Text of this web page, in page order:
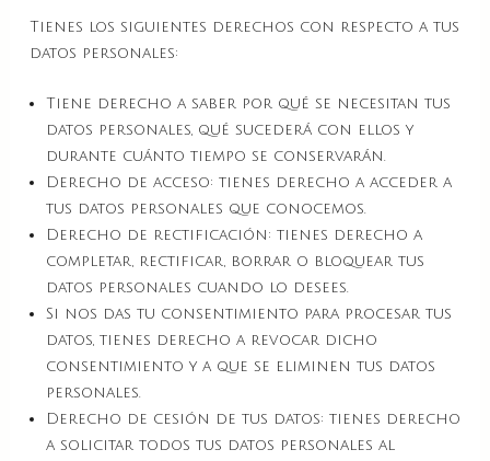
Tienes los siguientes derechos con respecto a tus
datos personales:
Tiene derecho a saber por qué se necesitan tus
datos personales, qué sucederá con ellos y
durante cuánto tiempo se conservarán.
Derecho de acceso: tienes derecho a acceder a
tus datos personales que conocemos.
Derecho de rectificación: tienes derecho a
completar, rectificar, borrar o bloquear tus
datos personales cuando lo desees.
Si nos das tu consentimiento para procesar tus
datos, tienes derecho a revocar dicho
consentimiento y a que se eliminen tus datos
personales.
Derecho de cesión de tus datos: tienes derecho
a solicitar todos tus datos personales al